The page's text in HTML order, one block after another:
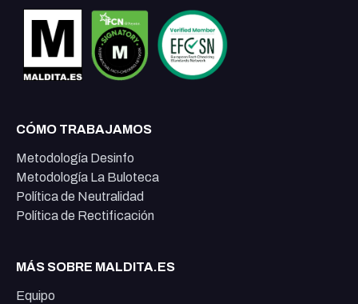
CÓMO TRABAJAMOS
Metodología Desinfo
Metodología La Buloteca
Política de Neutralidad
Política de Rectificación
MÁS SOBRE MALDITA.ES
Equipo